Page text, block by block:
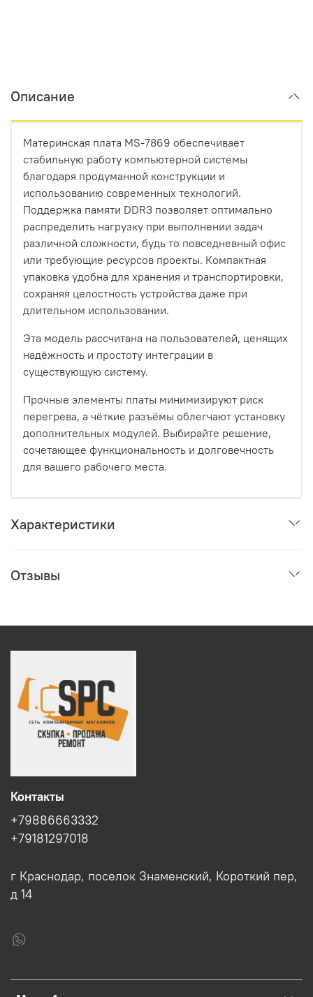
Описание
Материнская плата MS-7869 обеспечивает
стабильную работу компьютерной системы
благодаря продуманной конструкции и
использованию современных технологий.
Поддержка памяти DDR3 позволяет оптимально
распределить нагрузку при выполнении задач
различной сложности, будь то повседневный офис
или требующие ресурсов проекты. Компактная
упаковка удобна для хранения и транспортировки,
сохраняя целостность устройства даже при
длительном использовании.
Эта модель рассчитана на пользователей, ценящих
надёжность и простоту интеграции в
существующую систему.
Прочные элементы платы минимизируют риск
перегрева, а чёткие разъёмы облегчают установку
дополнительных модулей. Выбирайте решение,
сочетающее функциональность и долговечность
для вашего рабочего места.
Характеристики
Отзывы
Контакты
+79886663332
+79181297018
г Краснодар, поселок Знаменский, Короткий пер,
д 14